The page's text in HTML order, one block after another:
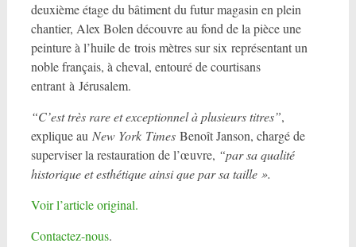
deuxième étage du bâtiment du futur magasin en plein
chantier, Alex Bolen découvre au fond de la pièce une
peinture à l’huile de trois mètres sur six représentant un
noble français, à cheval, entouré de courtisans
entrant à Jérusalem.
“C’est très rare et exceptionnel à plusieurs titres”,
explique au New York Times Benoît Janson, chargé de
superviser la restauration de l’œuvre, “par sa qualité
historique et esthétique ainsi que par sa taille ».
Voir l’article original.
Contactez-nous.